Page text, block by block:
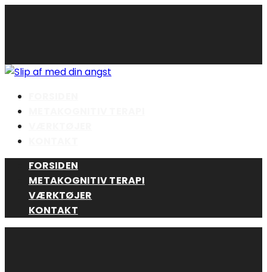
FORSIDEN
METAKOGNITIV TERAPI
VÆRKTØJER
KONTAKT